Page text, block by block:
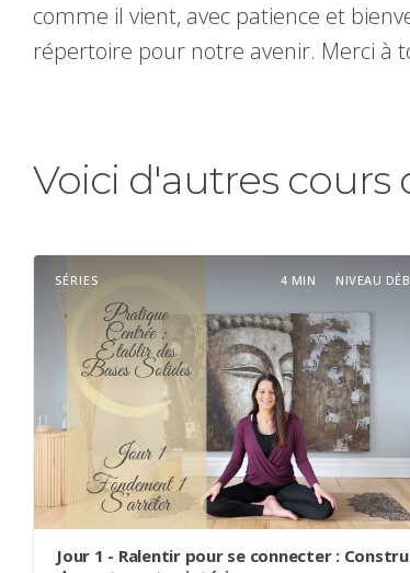
comme il vient, avec patience et
répertoire pour notre avenir. Merci à
Voici d'autres cours
SÉRIES 4 MIN NIVEAU
Jour 1 - Ralentir pour se connecter :